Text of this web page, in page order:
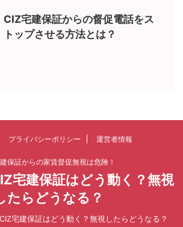
CIZ宅建保証からの督促電話をス
トップさせる方法とは？
プライバシーポリシー 運営者情報
保証からの家賃督促無視は危険！
宅建保証はどう動く？無視
たらどうなる？
宅建保証はどう動く？無視したらどうなる？